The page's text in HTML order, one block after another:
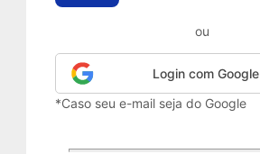
ou
Login com Google
*Caso seu e-mail seja do Google